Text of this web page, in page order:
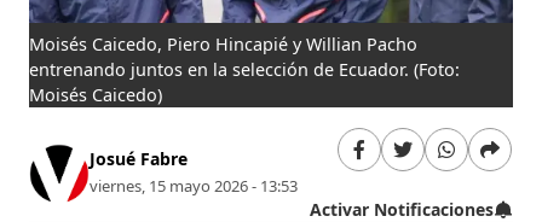
Moisés Caicedo, Piero Hincapié y Willian Pacho
entrenando juntos en la selección de Ecuador. (Foto:
Moisés Caicedo)
Josué Fabre
viernes, 15 mayo 2026 - 13:53
Activar Notificaciones